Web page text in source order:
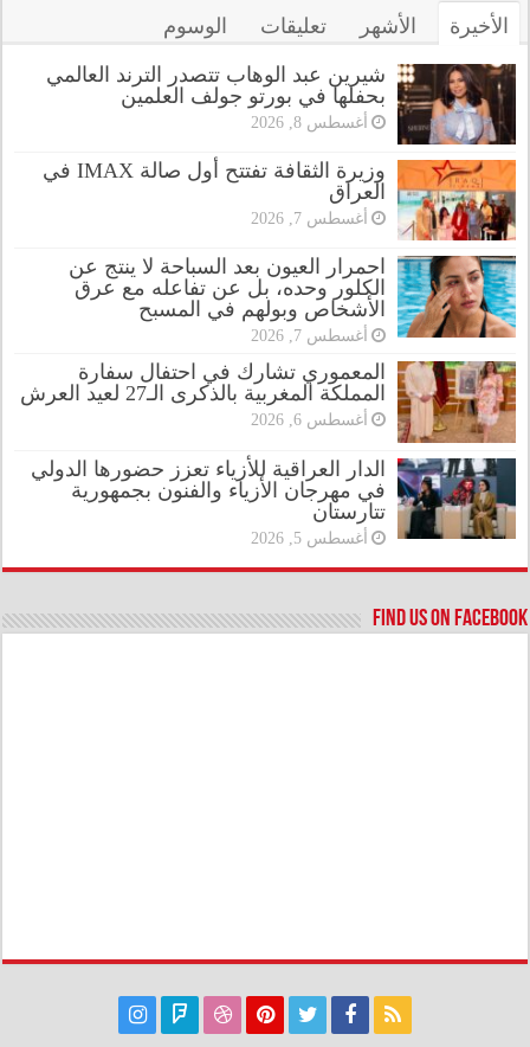
الأخيرة الأشهر تعليقات الوسوم
شيرين عبد الوهاب تتصدر الترند العالمي
بحفلها في بورتو جولف العلمين
أغسطس 8, 2026
وزيرة الثقافة تفتتح أول صالة IMAX في
العراق
أغسطس 7, 2026
احمرار العيون بعد السباحة لا ينتج عن
الكلور وحده، بل عن تفاعله مع عرق
الأشخاص وبولهم في المسبح
أغسطس 7, 2026
المعموري تشارك في احتفال سفارة
المملكة المغربية بالذكرى الـ27 لعيد العرش
أغسطس 6, 2026
الدار العراقية للأزياء تعزز حضورها الدولي
في مهرجان الأزياء والفنون بجمهورية
تتارستان
أغسطس 5, 2026
Find us on Facebook